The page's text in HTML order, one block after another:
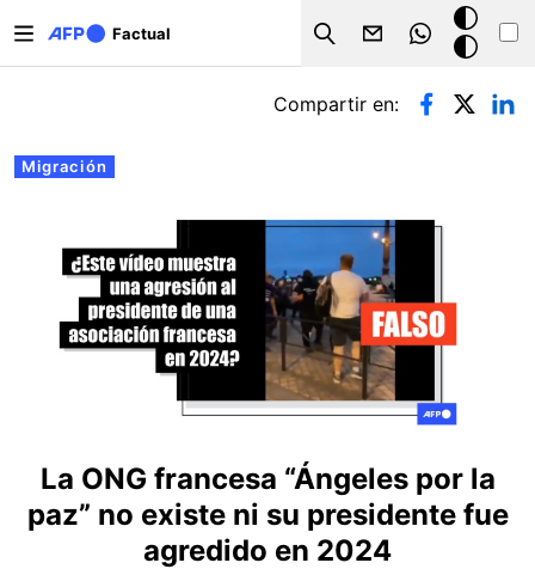
Factual
Search
Modo
oscuro
Solapas principales
Migración
Compartir en:
La ONG francesa “Ángeles por la
paz” no existe ni su presidente fue
agredido en 2024